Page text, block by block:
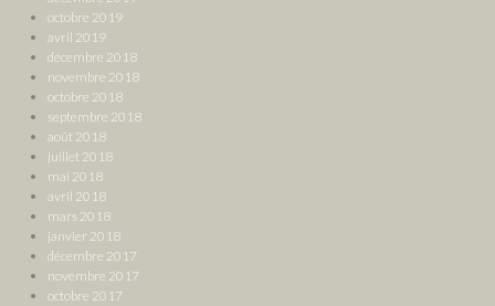
octobre 2019
avril 2019
décembre 2018
novembre 2018
octobre 2018
septembre 2018
août 2018
juillet 2018
mai 2018
avril 2018
mars 2018
janvier 2018
décembre 2017
novembre 2017
octobre 2017